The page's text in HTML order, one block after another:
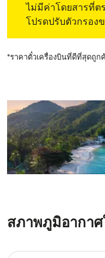
ไม่มีค่าโดยสารที่
โปรดปรับตัวกรอง
*ราคาตั๋วเครื่องบินที่ดีที่สุดถู
สภาพภูมิอากาศ